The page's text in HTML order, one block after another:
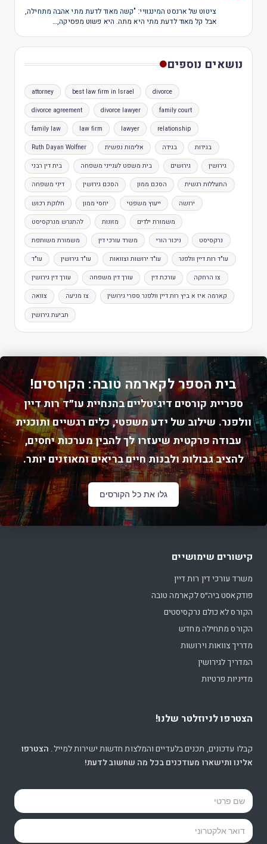
ציטוט של ארנסט המינגוויי: "קשה מאוד לדעת מתי אהבה מתחילה,
אבל קל מאוד לדעת מתי היא מתה. היא פשוט מפסיקה,…
נושאים נוספים
attorney best law firm in Israel divorce
divorce agreement divorce lawyer family court
family law law firm lawyer relationship
Ruth Dayan Wolfner אלימות נפשית בגידה בגידות
בית דין רבני בית משפט לענייני משפחה גירושים גירושין
דיני משפחה הסכם גירושין הסכם ממון התעללות רגשית
חלוקת רכוש יחסי ממון ייעוץ משפטי ירושה
להתגרש מנרקסיסט מזונות משמורת ילדים
משמורת משותפת משרד עורכי דין ניכור הורי נרקסיסט
עו"ד עו"ד גירושין עו"ד ירושות וצוואות עו"ד רות דיין וולפנר
עורך דין גירושין עורך דין משפחה עורכת דין צו הרחקה
צוואה צו מניעה קארמה איז א ביץ רות דיין וולפנר ספרי גירושין
תביעת גירושין
בית הספר לקארמה טובה: הקורסים!
ספריית קורסים דיגיטליים בהנחיית עו״ד רות דיין
וולפנר. שילוב של ידע משפטי, כלים רגשיים ותוכנית
עבודה פרקטית שיעזרו לך להבין מערכות יחסים,
להציב גבולות ולבנות חיים בריאים ומאוזנים יותר.
גלו את כל הקורסים
קישורים שימושיים
משרד עורכי דין רות דיין
פודקאסט ביה״ס לקארמה טובה
הקורס לא כולם נרקסיסטים
הקורס מתחילה מחדש
מדריך צוואות וירושות
המדריך לגירושין
מדיניות פרטיות
הצטרפו לניוזלטר שלנו!
קבלו עדכונים, תכנים בלעדיים והמלצות חדשות ישירות למייל. הצטרפו
אלינו ותישארו מעודכנים בכל מה שחשוב לדעת!